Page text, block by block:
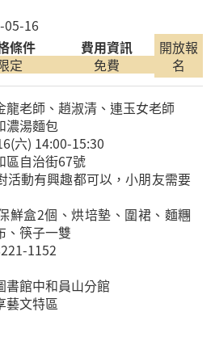
05-16
條件
定
費用資訊
免費
開放報
名
龍老師、趙淑清、連玉女老師
濃湯麵包
六) 14:00-15:30
區自治街67號
活動有興趣都可以，小朋友需要
鮮盒2個、烘培墊、圍裙、麵糰
、筷子一雙
1152
書館中和員山分館
藝文特區